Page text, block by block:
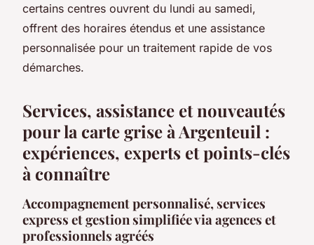
certains centres ouvrent du lundi au samedi,
offrent des horaires étendus et une assistance
personnalisée pour un traitement rapide de vos
démarches.
Services, assistance et nouveautés
pour la carte grise à Argenteuil :
expériences, experts et points-clés
à connaître
Accompagnement personnalisé, services
express et gestion simplifiée via agences et
professionnels agréés